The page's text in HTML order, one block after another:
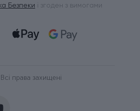
Безпеки і згоден з вимогами
права захищені